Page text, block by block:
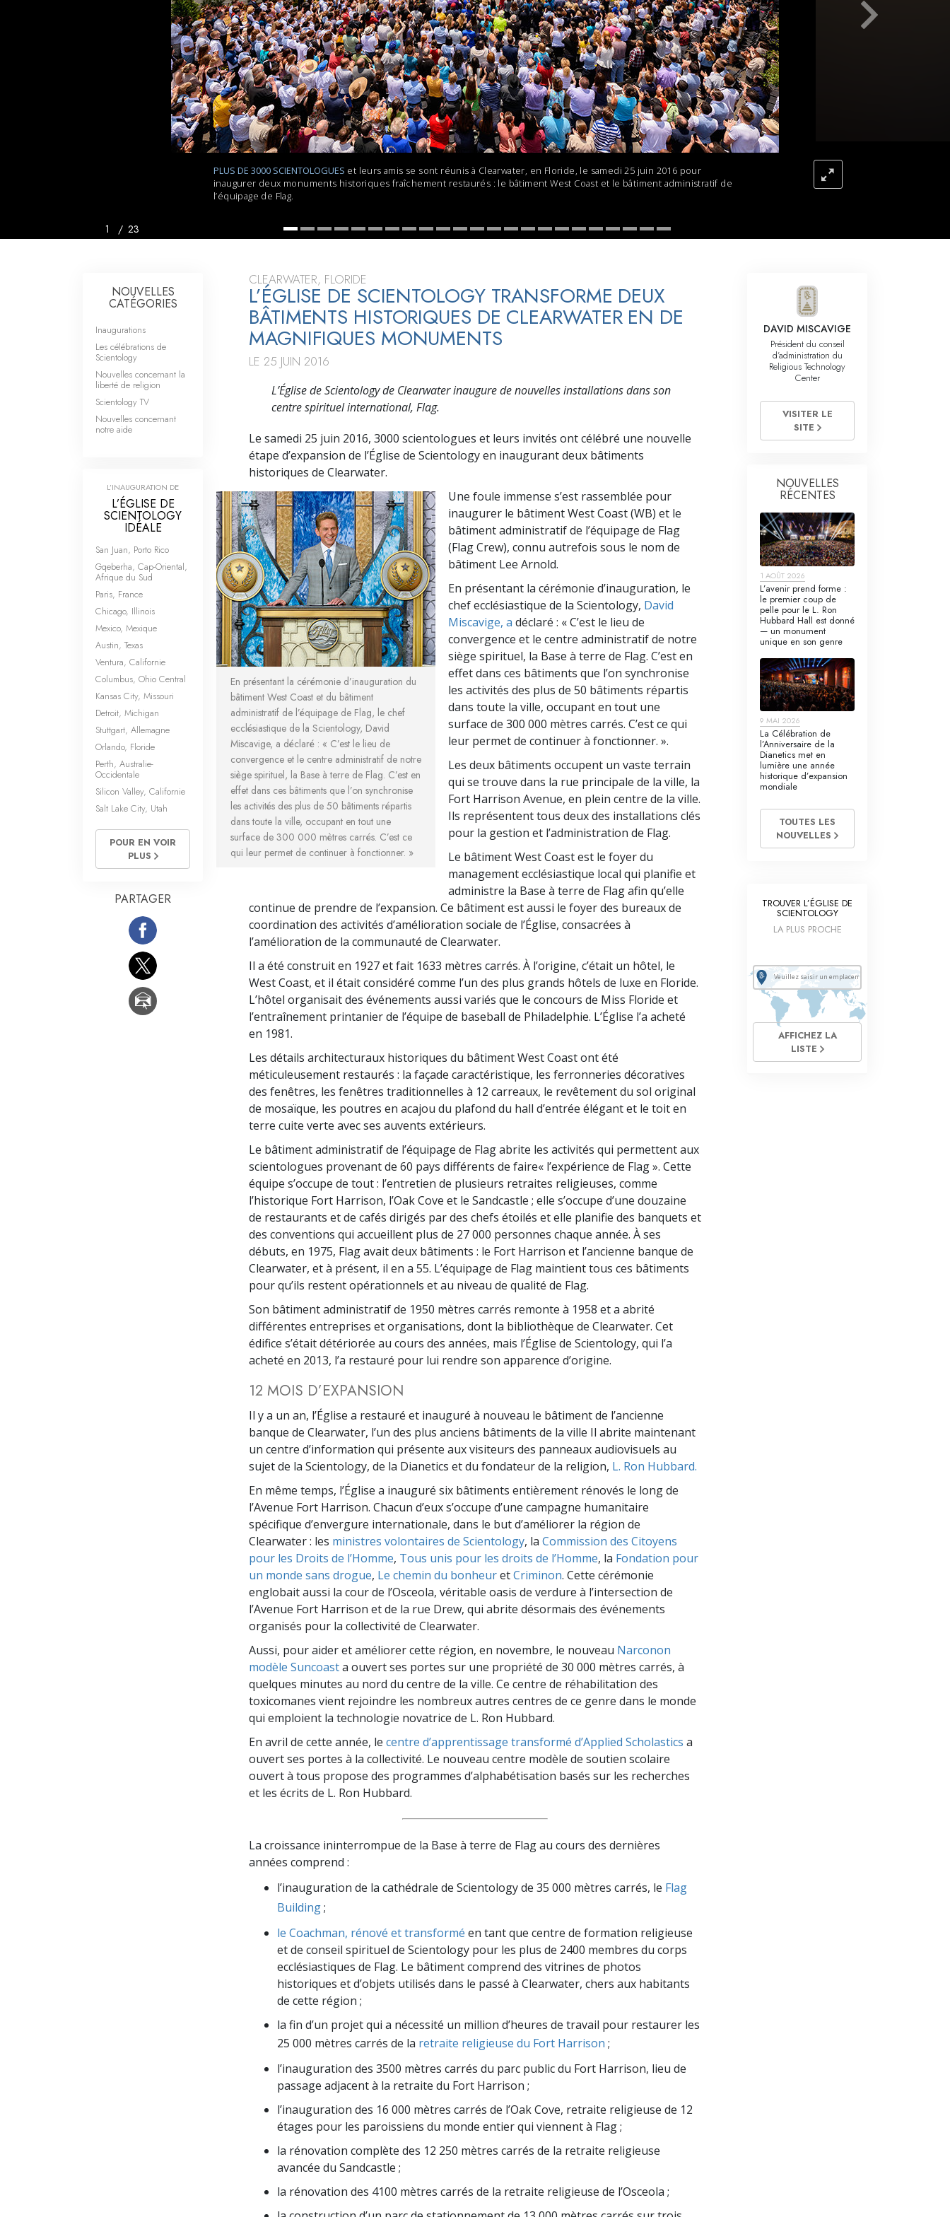
Qu’est-ce que la grandeur ? L’échelle des tons émotionnels
Réponses aux drogues
Les enfants
Des outils pour le monde du travail
L’éthique et les conditions
La raison de l’oppression
Les investigations
La technologie de l’étude
PLUS DE 3000 SCIENTOLOGUES et leurs amis se sont réunis à Clearwater, en Floride, le samedi 25 juin 2016 pour
inaugurer deux monuments historiques fraîchement restaurés : le bâtiment West Coast et le bâtiment administratif de
l’équipage de Flag.
1 / 23
CLEARWATER, FLORIDE
L’ÉGLISE DE SCIENTOLOGY TRANSFORME DEUX
BÂTIMENTS HISTORIQUES DE CLEARWATER EN DE
MAGNIFIQUES MONUMENTS
LE 25 JUIN 2016
L’Église de Scientology de Clearwater inaugure de nouvelles installations dans son
centre spirituel international, Flag.
Le samedi 25 juin 2016, 3000 scientologues et leurs invités ont célébré une nouvelle
étape d’expansion de l’Église de Scientology en inaugurant deux bâtiments
historiques de Clearwater.
En présentant la cérémonie d’inauguration du
bâtiment West Coast et du bâtiment
administratif de l’équipage de Flag, le chef
ecclésiastique de la Scientology, David
Miscavige, a déclaré : « C’est le lieu de
convergence et le centre administratif de notre
siège spirituel, la Base à terre de Flag. C’est en
effet dans ces bâtiments que l’on synchronise
les activités des plus de 50 bâtiments répartis
dans toute la ville, occupant en tout une
surface de 300 000 mètres carrés. C’est ce
qui leur permet de continuer à fonctionner. »
Une foule immense s’est rassemblée pour
inaugurer le bâtiment West Coast (WB) et le
bâtiment administratif de l’équipage de Flag
(Flag Crew), connu autrefois sous le nom de
bâtiment Lee Arnold.
En présentant la cérémonie d’inauguration, le
chef ecclésiastique de la Scientology, David
Miscavige, a déclaré : « C’est le lieu de
convergence et le centre administratif de notre
siège spirituel, la Base à terre de Flag. C’est en
effet dans ces bâtiments que l’on synchronise
les activités des plus de 50 bâtiments répartis
dans toute la ville, occupant en tout une
surface de 300 000 mètres carrés. C’est ce qui
leur permet de continuer à fonctionner. ».
Les deux bâtiments occupent un vaste terrain
qui se trouve dans la rue principale de la ville, la
Fort Harrison Avenue, en plein centre de la ville.
Ils représentent tous deux des installations clés
pour la gestion et l’administration de Flag.
Le bâtiment West Coast est le foyer du
management ecclésiastique local qui planifie et
administre la Base à terre de Flag afin qu’elle
continue de prendre de l’expansion. Ce bâtiment est aussi le foyer des bureaux de
coordination des activités d’amélioration sociale de l’Église, consacrées à
l’amélioration de la communauté de Clearwater.
Il a été construit en 1927 et fait 1633 mètres carrés. À l’origine, c’était un hôtel, le
West Coast, et il était considéré comme l’un des plus grands hôtels de luxe en Floride.
L’hôtel organisait des événements aussi variés que le concours de Miss Floride et
l’entraînement printanier de l’équipe de baseball de Philadelphie. L’Église l’a acheté
en 1981.
Les détails architecturaux historiques du bâtiment West Coast ont été
méticuleusement restaurés : la façade caractéristique, les ferronneries décoratives
des fenêtres, les fenêtres traditionnelles à 12 carreaux, le revêtement du sol original
de mosaïque, les poutres en acajou du plafond du hall d’entrée élégant et le toit en
terre cuite verte avec ses auvents extérieurs.
Le bâtiment administratif de l’équipage de Flag abrite les activités qui permettent aux
scientologues provenant de 60 pays différents de faire« l’expérience de Flag ». Cette
équipe s’occupe de tout : l’entretien de plusieurs retraites religieuses, comme
l’historique Fort Harrison, l’Oak Cove et le Sandcastle ; elle s’occupe d’une douzaine
de restaurants et de cafés dirigés par des chefs étoilés et elle planifie des banquets et
des conventions qui accueillent plus de 27 000 personnes chaque année. À ses
débuts, en 1975, Flag avait deux bâtiments : le Fort Harrison et l’ancienne banque de
Clearwater, et à présent, il en a 55. L’équipage de Flag maintient tous ces bâtiments
pour qu’ils restent opérationnels et au niveau de qualité de Flag.
Son bâtiment administratif de 1950 mètres carrés remonte à 1958 et a abrité
différentes entreprises et organisations, dont la bibliothèque de Clearwater. Cet
édifice s’était détériorée au cours des années, mais l’Église de Scientology, qui l’a
acheté en 2013, l’a restauré pour lui rendre son apparence d’origine.
12 MOIS D’EXPANSION
Il y a un an, l’Église a restauré et inauguré à nouveau le bâtiment de l’ancienne
banque de Clearwater, l’un des plus anciens bâtiments de la ville Il abrite maintenant
un centre d’information qui présente aux visiteurs des panneaux audiovisuels au
sujet de la Scientology, de la Dianetics et du fondateur de la religion, L. Ron Hubbard.
En même temps, l’Église a inauguré six bâtiments entièrement rénovés le long de
l’Avenue Fort Harrison. Chacun d’eux s’occupe d’une campagne humanitaire
spécifique d’envergure internationale, dans le but d’améliorer la région de
Clearwater : les ministres volontaires de Scientology, la Commission des Citoyens
pour les Droits de l’Homme, Tous unis pour les droits de l’Homme, la Fondation pour
un monde sans drogue, Le chemin du bonheuretCriminon. Cette cérémonie
englobait aussi la cour de l’Osceola, véritable oasis de verdure à l’intersection de
l’Avenue Fort Harrison et de la rue Drew, qui abrite désormais des événements
organisés pour la collectivité de Clearwater.
Aussi, pour aider et améliorer cette région, en novembre, le nouveau Narconon
modèle Suncoasta ouvert ses portes sur une propriété de 30 000 mètres carrés, à
quelques minutes au nord du centre de la ville. Ce centre de réhabilitation des
toxicomanes vient rejoindre les nombreux autres centres de ce genre dans le monde
qui emploient la technologie novatrice de L. Ron Hubbard.
En avril de cette année, le centre d’apprentissage transformé d’Applied Scholastics a
ouvert ses portes à la collectivité. Le nouveau centre modèle de soutien scolaire
ouvert à tous propose des programmes d’alphabétisation basés sur les recherches
et les écrits de L. Ron Hubbard.
La croissance ininterrompue de la Base à terre de Flag au cours des dernières
années comprend :
l’inauguration de la cathédrale de Scientology de 35 000 mètres carrés, le Flag
Building;
le Coachman, rénové et transformé en tant que centre de formation religieuse
et de conseil spirituel de Scientology pour les plus de 2400 membres du corps
ecclésiastiques de Flag. Le bâtiment comprend des vitrines de photos
historiques et d’objets utilisés dans le passé à Clearwater, chers aux habitants
de cette région ;
la fin d’un projet qui a nécessité un million d’heures de travail pour restaurer les
25 000 mètres carrés de la retraite religieuse du Fort Harrison ;
l’inauguration des 3500 mètres carrés du parc public du Fort Harrison, lieu de
passage adjacent à la retraite du Fort Harrison ;
l’inauguration des 16 000 mètres carrés de l’Oak Cove, retraite religieuse de 12
étages pour les paroissiens du monde entier qui viennent à Flag ;
la rénovation complète des 12 250 mètres carrés de la retraite religieuse
avancée du Sandcastle ;
la rénovation des 4100 mètres carrés de la retraite religieuse de l’Osceola ;
NOUVELLES
CATÉGORIES
Inaugurations
Les célébrations de
Scientology
Nouvelles concernant la
liberté de religion
Scientology TV
Nouvelles concernant
notre aide
L’INAUGURATION DE
L’ÉGLISE DE
SCIENTOLOGY
IDÉALE
San Juan, Porto Rico
Gqeberha, Cap-Oriental,
Afrique du Sud
Paris, France
Chicago, Illinois
Mexico, Mexique
Austin, Texas
Ventura, Californie
Columbus, Ohio Central
Kansas City, Missouri
Detroit, Michigan
Stuttgart, Allemagne
Orlando, Floride
Perth, Australie-
Occidentale
Silicon Valley, Californie
Salt Lake City, Utah
POUR EN VOIR
PLUS
PARTAGER
DAVID MISCAVIGE
Président du conseil
d’administration du
Religious Technology
Center
VISITER LE
SITE
NOUVELLES
RÉCENTES
1 AOÛT 2026
L’avenir prend forme :
le premier coup de
pelle pour le L. Ron
Hubbard Hall est donné
— un monument
unique en son genre
9 MAI 2026
La Célébration de
l’Anniversaire de la
Dianetics met en
lumière une année
historique d’expansion
mondiale
TOUTES LES
NOUVELLES
TROUVER L’ÉGLISE DE
SCIENTOLOGY
LA PLUS PROCHE
AFFICHEZ LA
LISTE